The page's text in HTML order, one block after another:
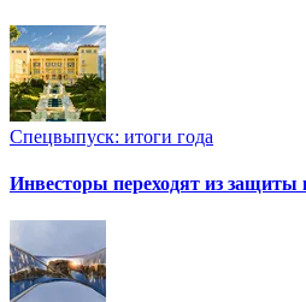
Спецвыпуск: итоги года
Инвесторы переходят из защиты